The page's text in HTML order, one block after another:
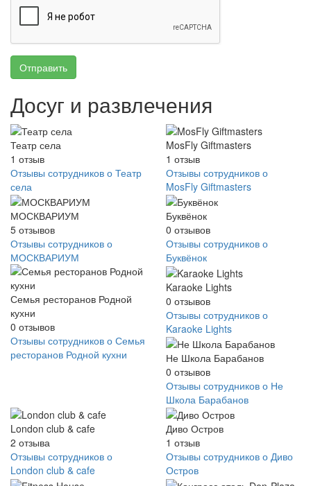
Отправить
Досуг и развлечения
Театр села
1 отзыв
Отзывы сотрудников о Театр
села
MosFly Giftmasters
1 отзыв
Отзывы сотрудников о
MosFly Giftmasters
МОСКВАРИУМ
5 отзывов
Отзывы сотрудников о
МОСКВАРИУМ
Буквёнок
0 отзывов
Отзывы сотрудников о
Буквёнок
Семья ресторанов Родной
кухни
0 отзывов
Отзывы сотрудников о Семья
ресторанов Родной кухни
Karaoke Lights
0 отзывов
Отзывы сотрудников о
Karaoke Lights
Не Школа Барабанов
0 отзывов
Отзывы сотрудников о Не
Школа Барабанов
London club & cafe
2 отзыва
Отзывы сотрудников о
London club & cafe
Диво Остров
1 отзыв
Отзывы сотрудников о Диво
Остров